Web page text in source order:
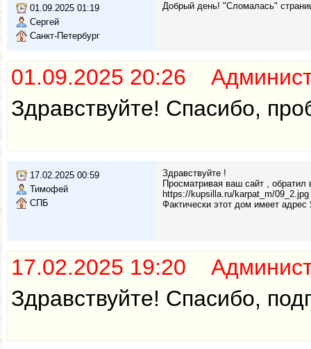
01.09.2025 01:19
Сергей
Санкт-Петербург
Добрый день! "Сломалась"
01.09.2025 20:26
Здравствуйте! Спасибо,
17.02.2025 00:59
Тимофей
СПБ
Здравствуйте !
Просматривая ваш сайт ,
https://kupsilla.ru/karpat_m/09_2.jpg
Фактически этот дом имеет
17.02.2025 19:20
Здравствуйте! Спасибо,